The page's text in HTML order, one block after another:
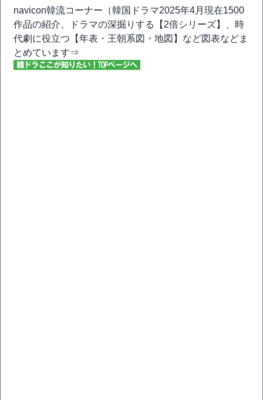
navicon韓流コーナー（韓国ドラマ2025年4月現在1500
作品の紹介、ドラマの深掘りする【2倍シリーズ】、時
代劇に役立つ【年表・王朝系図・地図】など図表などま
とめています⇒